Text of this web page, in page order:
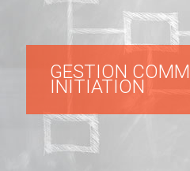
GESTION
INITIATION